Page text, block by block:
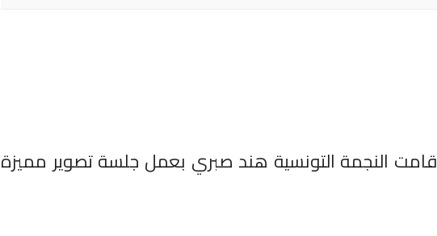
قامت النجمة التونسية هند صبري بعمل جلسة تصوير مميزة